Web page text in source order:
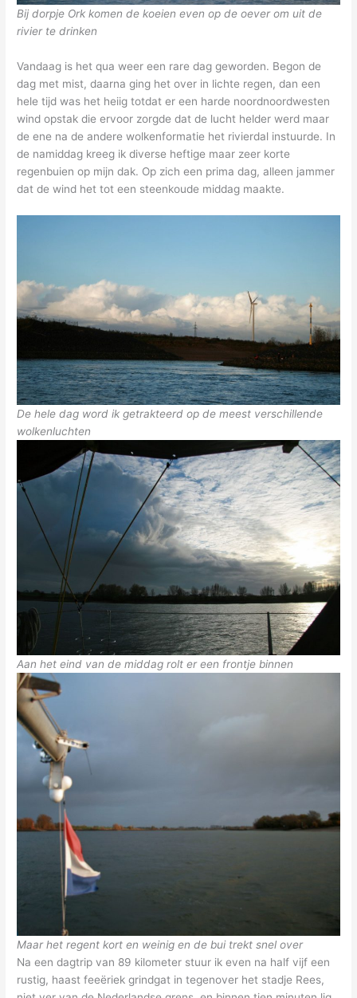
Bij dorpje Ork komen de koeien even op de oever om uit de
rivier te drinken
Vandaag is het qua weer een rare dag geworden. Begon de
dag met mist, daarna ging het over in lichte regen, dan een
hele tijd was het heiig totdat er een harde noordnoordwesten
wind opstak die ervoor zorgde dat de lucht helder werd maar
de ene na de andere wolkenformatie het rivierdal instuurde. In
de namiddag kreeg ik diverse heftige maar zeer korte
regenbuien op mijn dak. Op zich een prima dag, alleen jammer
dat de wind het tot een steenkoude middag maakte.
De hele dag word ik getrakteerd op de meest verschillende
wolkenluchten
Aan het eind van de middag rolt er een frontje binnen
Maar het regent kort en weinig en de bui trekt snel over
Na een dagtrip van 89 kilometer stuur ik even na half vijf een
rustig, haast feeëriek grindgat in tegenover het stadje Rees,